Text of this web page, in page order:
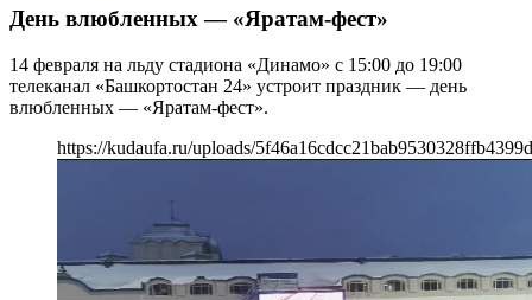
День влюбленных — «Яратам-фест»
14 февраля на льду стадиона «Динамо» с 15:00 до 19:00
телеканал «Башкортостан 24» устроит праздник — день
влюбленных — «Яратам-фест».
https://kudaufa.ru/uploads/